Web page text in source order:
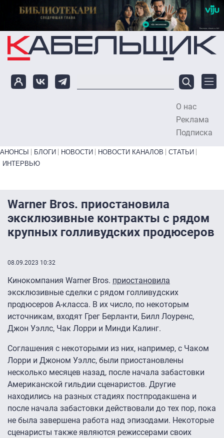
Перейти к основному содержанию
О нас
Реклама
Подписка
Primary links bottom
АНОНСЫ БЛОГИ НОВОСТИ НОВОСТИ КАНАЛОВ
СТАТЬИ
ИНТЕРВЬЮ
Warner Bros. приостановила
эксклюзивные контракты с рядом
крупных голливудских продюсеров
08.09.2023 10:32
Кинокомпания Warner Bros. приостановила
эксклюзивные сделки с рядом голливудских
продюсеров А-класса. В их число, по некоторым
источникам, входят Грег Берланти, Билл Лоуренс,
Джон Уэллс, Чак Лорри и Минди Калинг.
Соглашения с некоторыми из них, например, с Чаком
Лорри и Джоном Уэллс, были приостановлены
несколько месяцев назад, после начала забастовки
Американской гильдии сценаристов. Другие
находились на разных стадиях постпродакшена и
после начала забастовки действовали до тех пор, пока
не была завершена работа над эпизодами. Некоторые
сценаристы также являются режиссерами своих